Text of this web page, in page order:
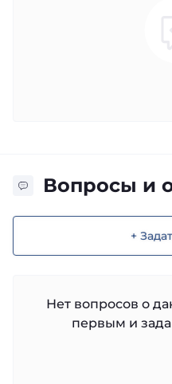
Вопросы и
+
Нет вопросов о
первым и